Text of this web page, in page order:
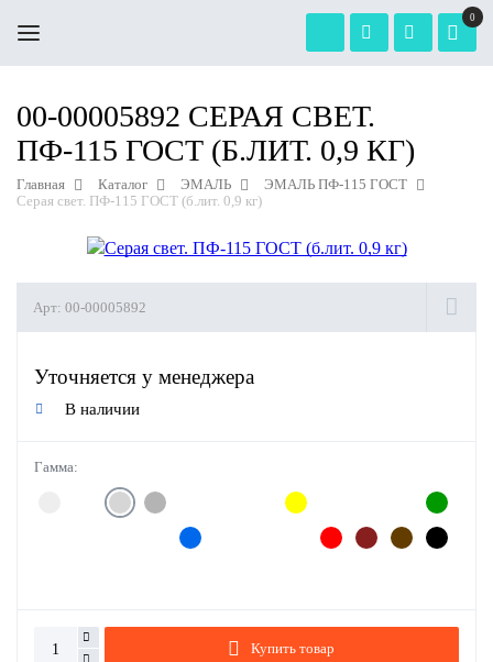
0
00-00005892 СЕРАЯ СВЕТ.
ПФ-115 ГОСТ (Б.ЛИТ. 0,9 КГ)
Главная Каталог ЭМАЛЬ
ЭМАЛЬ ПФ-115 ГОСТ
Серая свет. ПФ-115 ГОСТ (б.лит. 0,9 кг)
Арт: 00-00005892
Уточняется у менеджера
В наличии
Гамма:
Купить товар